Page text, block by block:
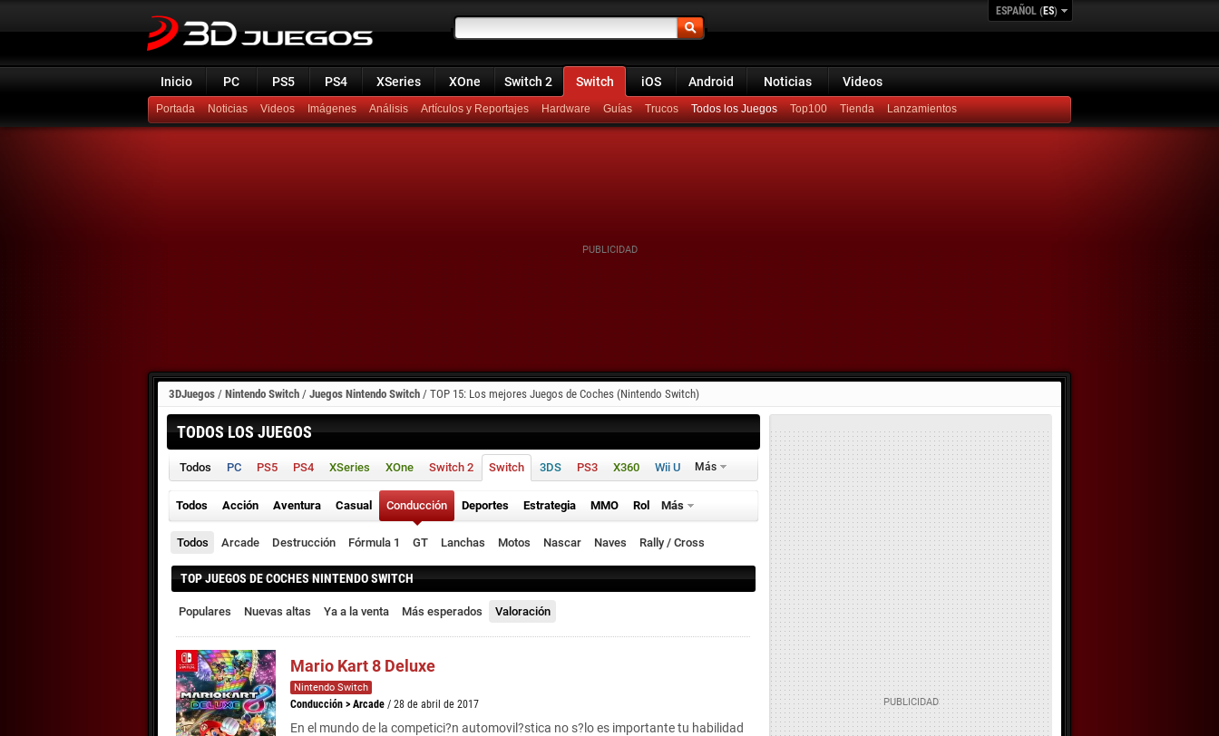
ESPAÑOL (ES)
Inicio PC PS5 PS4 XSeries XOne Switch 2 Switch iOS Android Noticias Videos
Portada Noticias Videos Imágenes Análisis Artículos y Reportajes Hardware Guías Trucos Todos los Juegos Top100 Lanzamientos
3DJuegos / Nintendo Switch / Juegos Nintendo Switch / TOP 15: Los mejores Juegos de Coches (Nintendo Switch)
TODOS LOS JUEGOS
Todos PC PS5 PS4 XSeries XOne Switch 2 Switch 3DS PS3 X360 Wii U Más
Todos Acción Aventura Casual Conducción Deportes Estrategia MMO Rol Más
Todos Arcade Destrucción Fórmula 1 GT Lanchas Motos Nascar Naves Rally / Cross
TOP JUEGOS DE COCHES NINTENDO SWITCH
Populares Nuevas altas Ya a la venta Más esperados Valoración
Mario Kart 8 Deluxe
Nintendo Switch
Conducción > Arcade / 28 de abril de 2017
En el mundo de la competici?n automovil?stica no s?lo es importante tu habilidad